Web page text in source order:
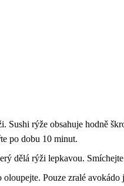
Sushi rýže obsahuje hodně
po dobu 10 minut.
dělá rýži lepkavou.
Pouze zralé